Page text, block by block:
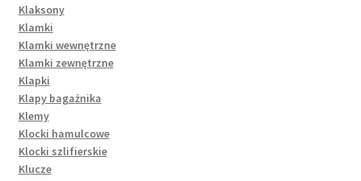
Klaksony
Klamki
Klamki wewnętrzne
Klamki zewnętrzne
Klapki
Klapy bagażnika
Klemy
Klocki hamulcowe
Klocki szlifierskie
Klucze